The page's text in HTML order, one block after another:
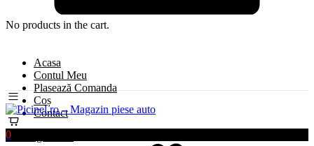
No products in the cart.
Acasa
Contul Meu
Plasează Comanda
Coș
Contact
Oferte generale
0